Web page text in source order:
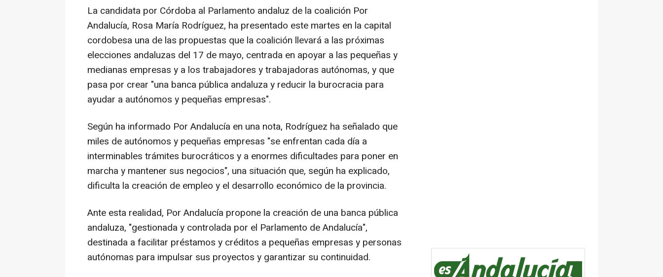
La candidata por Córdoba al Parlamento andaluz de la coalición Por
Andalucía, Rosa María Rodríguez, ha presentado este martes en la capital
cordobesa una de las propuestas que la coalición llevará a las próximas
elecciones andaluzas del 17 de mayo, centrada en apoyar a las pequeñas y
medianas empresas y a los trabajadores y trabajadoras autónomas, y que
pasa por crear "una banca pública andaluza y reducir la burocracia para
ayudar a autónomos y pequeñas empresas".
Según ha informado Por Andalucía en una nota, Rodríguez ha señalado que
miles de autónomos y pequeñas empresas "se enfrentan cada día a
interminables trámites burocráticos y a enormes dificultades para poner en
marcha y mantener sus negocios", una situación que, según ha explicado,
dificulta la creación de empleo y el desarrollo económico de la provincia.
Ante esta realidad, Por Andalucía propone la creación de una banca pública
andaluza, "gestionada y controlada por el Parlamento de Andalucía",
destinada a facilitar préstamos y créditos a pequeñas empresas y personas
autónomas para impulsar sus proyectos y garantizar su continuidad.